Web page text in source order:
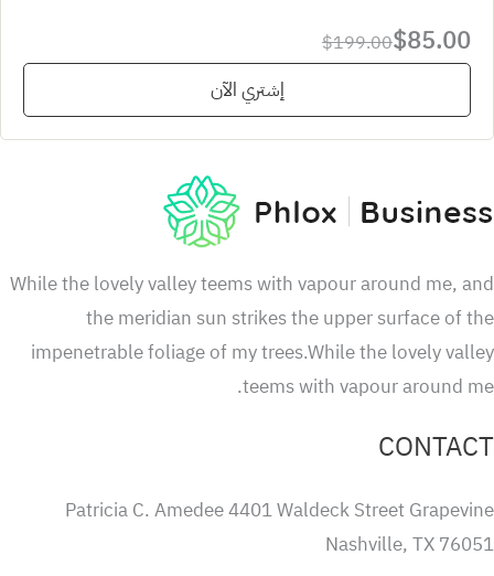
$199.00$85.00
إشتري الآن
While the lovely valley teems with vapour around me,
the meridian sun strikes the upper surface of
impenetrable foliage of my trees.While the lovely
teems with vapour around
Patricia C. Amedee 4401 Waldeck Street
Nashville, TX